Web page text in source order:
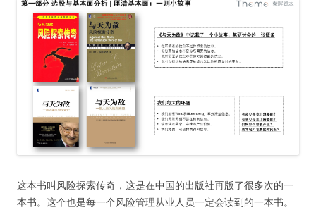
这本书叫风险探索传奇，这是在中国的出版社再版了很多次的一
本书。这个也是每一个风险管理从业人员一定会读到的一本书。